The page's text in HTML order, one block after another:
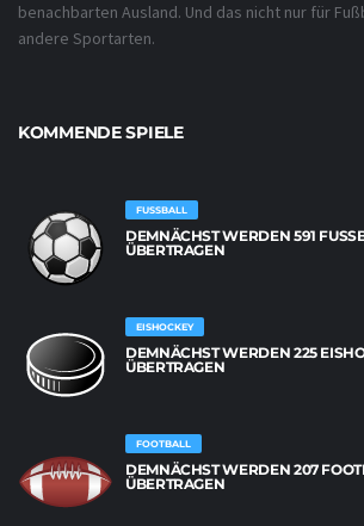
benachbarten Ausland. Und das nicht nur für
andere Sportarten.
KOMMENDE SPIELE
FUSSBALL
DEMNÄCHST WERDEN 591
BERTRAGEN
EISHOCKEY
DEMNÄCHST WERDEN 225
ÜBERTRAGEN
FOOTBALL
DEMNÄCHST WERDEN 207
ÜBERTRAGEN